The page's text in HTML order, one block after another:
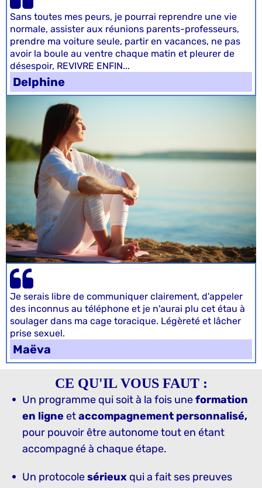
Sans toutes mes peurs, je pourrai reprendre une vie
normale, assister aux réunions parents-professeurs,
prendre ma voiture seule, partir en vacances, ne pas
avoir la boule au ventre chaque matin et pleurer de
désespoir, REVIVRE ENFIN...
Delphine
Je serais libre de communiquer clairement, d'appeler
des inconnus au téléphone et je n'aurai plu cet étau à
soulager dans ma cage toracique. Légèreté et lâcher
prise sexuel.
Maëva
CE QU'IL VOUS FAUT :
Un programme qui soit à la fois uneformation
en ligne etaccompagnement personnalisé,
pour pouvoir être autonome tout en étant
accompagné à chaque étape.
Un protocolesérieuxqui a fait ses preuves